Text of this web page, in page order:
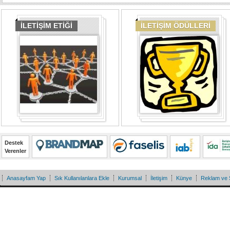
İLETİŞİM ETİĞİ İLETİŞİM ÖDÜLLERİ
Destek
Verenler
Anasayfam Yap Sık Kullanılanlara Ekle Kurumsal İletişim Künye Reklam ve